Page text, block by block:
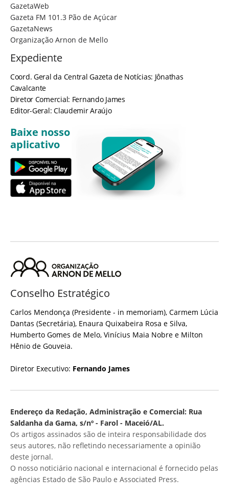
GazetaWeb
Gazeta FM 101.3 Pão de Açúcar
GazetaNews
Organização Arnon de Mello
Expediente
Coord. Geral da Central Gazeta de Notícias: Jônathas
Cavalcante
Diretor Comercial: Fernando James
Editor-Geral: Claudemir Araújo
Baixe nosso
aplicativo
Conselho Estratégico
Carlos Mendonça (Presidente - in memoriam), Carmem Lúcia
Dantas (Secretária), Enaura Quixabeira Rosa e Silva,
Humberto Gomes de Melo, Vinícius Maia Nobre e Milton
Hênio de Gouveia.
Diretor Executivo: Fernando James
Endereço da Redação, Administração e Comercial: Rua
Saldanha da Gama, s/nº - Farol - Maceió/AL.
Os artigos assinados são de inteira responsabilidade dos
seus autores, não refletindo necessariamente a opinião
deste jornal.
O nosso noticiário nacional e internacional é fornecido pelas
agências Estado de São Paulo e Associated Press.